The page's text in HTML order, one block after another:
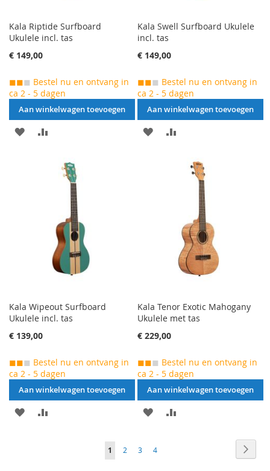
Kala Riptide Surfboard
Ukulele incl. tas
€ 149,00
◼◼◼ Bestel nu en ontvang in
ca 2 - 5 dagen
Aan winkelwagen toevoegen
AAN
TOEVOEGEN
OM
VERGELIJKEN
Kala Swell Surfboard Ukulele
incl. tas
€ 149,00
◼◼◼ Bestel nu en ontvang in
ca 2 - 5 dagen
Aan winkelwagen toevoegen
AAN
TOEVOEGEN
OM
VERGELIJKEN
Kala Wipeout Surfboard
Ukulele incl. tas
€ 139,00
◼◼◼ Bestel nu en ontvang in
ca 2 - 5 dagen
Aan winkelwagen toevoegen
AAN
Kala Tenor Exotic Mahogany
Ukulele met tas
€ 229,00
◼◼◼ Bestel nu en ontvang in
ca 2 - 5 dagen
Aan winkelwagen toevoegen
AAN
TOEVOEGEN
Pagina
Je1 Pagina
2 Pagina
3 Pagina
4